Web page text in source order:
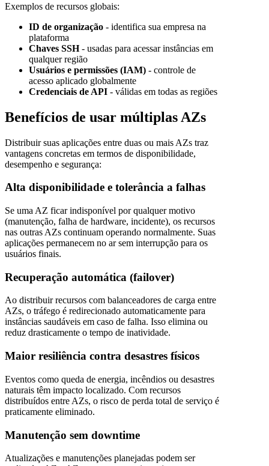
Exemplos de recursos globais:
ID de organização - identifica sua empresa na
plataforma
Chaves SSH- usadas para acessar instâncias em
qualquer região
Usuários e permissões (IAM) - controle de
acesso aplicado globalmente
Credenciais de API - válidas em todas as regiões
Benefícios de usar múltiplas AZs
Distribuir suas aplicações entre duas ou mais AZs traz
vantagens concretas em termos de disponibilidade,
desempenho e segurança:
Alta disponibilidade e tolerância a falhas
Se uma AZ ficar indisponível por qualquer motivo
(manutenção, falha de hardware, incidente), os recursos
nas outras AZs continuam operando normalmente. Suas
aplicações permanecem no ar sem interrupção para os
usuários finais.
Recuperação automática (failover)
Ao distribuir recursos com balanceadores de carga entre
AZs, o tráfego é redirecionado automaticamente para
instâncias saudáveis em caso de falha. Isso elimina ou
reduz drasticamente o tempo de inatividade.
Maior resiliência contra desastres físicos
Eventos como queda de energia, incêndios ou desastres
naturais têm impacto localizado. Com recursos
distribuídos entre AZs, o risco de perda total de serviço é
praticamente eliminado.
Manutenção sem downtime
Atualizações e manutenções planejadas podem ser